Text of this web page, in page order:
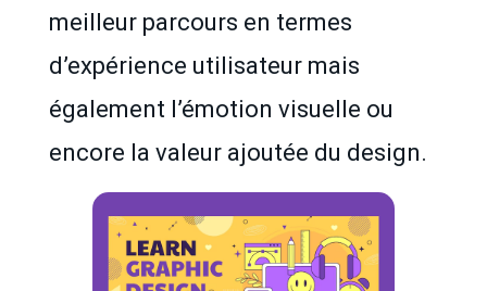
meilleur parcours en termes
d’expérience utilisateur mais
également l’émotion visuelle ou
encore la valeur ajoutée du design.